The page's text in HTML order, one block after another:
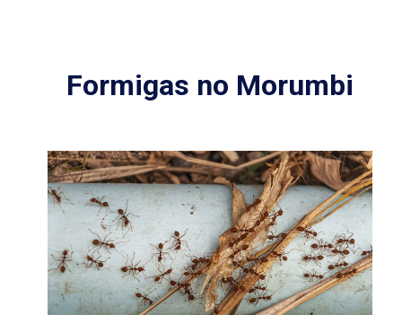
Formigas no Morumbi